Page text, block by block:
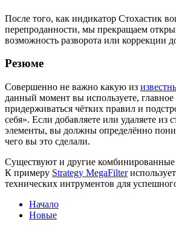
После того, как индикатор Стохастик
перепроданности, мы прекращаем
возможность разворота или коррекции
Резюме
Совершенно не важно какую из
данный момент вы используете,
придерживаться чётких правил и
себя». Если добавляете или удаляете из
элементы, вы должны определённо
чего вы это сделали.
Существуют и другие комбинированные
К примеру Strategy MegaFilter
технических интрументов для
Начало
Новые